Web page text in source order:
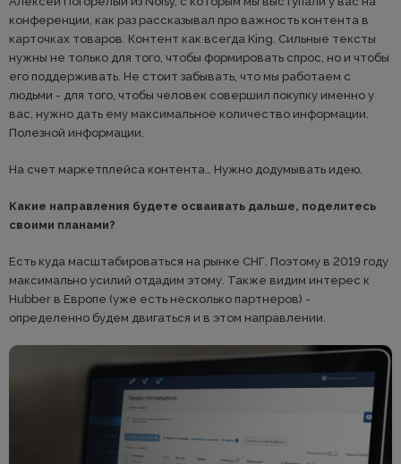
конференции, как раз рассказывал про важность контента в
карточках товаров. Контент как всегда King. Сильные тексты
нужны не только для того, чтобы формировать спрос, но и чтобы
его поддерживать. Не стоит забывать, что мы работаем с
людьми - для того, чтобы человек совершил покупку именно у
вас, нужно дать ему максимальное количество информации.
Полезной информации.
На счет маркетплейса контента… Нужно додумывать идею.
Какие направления будете осваивать дальше, поделитесь
своими планами?
Есть куда масштабироваться на рынке СНГ. Поэтому в 2019 году
максимально усилий отдадим этому. Также видим интерес к
Hubber в Европе (уже есть несколько партнеров) -
определенно будем двигаться и в этом направлении.